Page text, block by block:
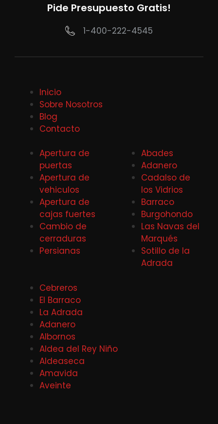
Pide Presupuesto Gratis!
1-400-222-4545
Inicio
Sobre Nosotros
Blog
Contacto
Apertura de
puertas
Apertura de
vehiculos
Apertura de
cajas fuertes
Cambio de
cerraduras
Persianas
Abades
Adanero
Cadalso de
los Vidrios
Barraco
Burgohondo
Las Navas del
Marqués
Sotillo de la
Adrada
Cebreros
El Barraco
La Adrada
Adanero
Albornos
Aldea del Rey Niño
Aldeaseca
Amavida
Aveinte